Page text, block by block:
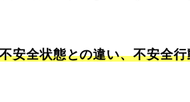
安全状態との違い、不安全